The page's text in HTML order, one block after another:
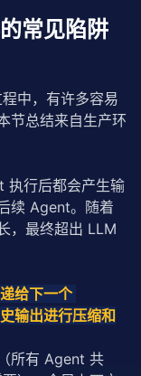
常见陷阱
中，有许多容易
节总结来自生产环
执行后都会产生输
续 Agent。随着
，最终超出 LLM
给下一个
输出进行压缩和
所有 Agent 共